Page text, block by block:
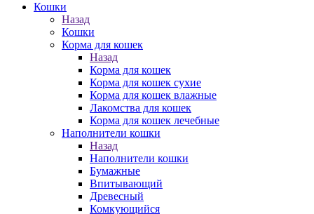
Кошки
Назад
Кошки
Корма для кошек
Назад
Корма для кошек
Корма для кошек сухие
Корма для кошек влажные
Лакомства для кошек
Корма для кошек лечебные
Наполнители кошки
Назад
Наполнители кошки
Бумажные
Впитывающий
Древесный
Комкующийся